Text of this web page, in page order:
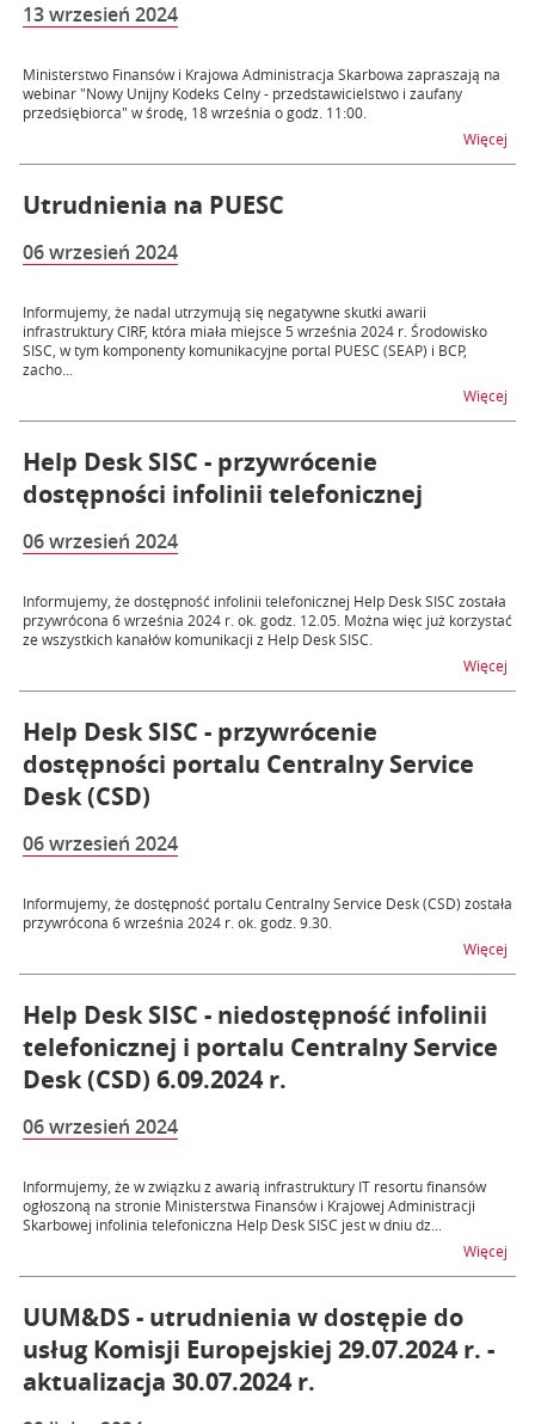
13 wrzesień 2024
Ministerstwo Finansów i Krajowa Administracja Skarbowa zapraszają na
webinar "Nowy Unijny Kodeks Celny - przedstawicielstwo i zaufany
przedsiębiorca" w środę, 18 września o godz. 11:00.
Więcej
Utrudnienia na PUESC
06 wrzesień 2024
Informujemy, że nadal utrzymują się negatywne skutki awarii
infrastruktury CIRF, która miała miejsce 5 września 2024 r. Środowisko
SISC, w tym komponenty komunikacyjne portal PUESC (SEAP) i BCP,
zacho...
Więcej
Help Desk SISC - przywrócenie
dostępności infolinii telefonicznej
06 wrzesień 2024
Informujemy, że dostępność infolinii telefonicznej Help Desk SISC została
przywrócona 6 września 2024 r. ok. godz. 12.05. Można więc już korzystać
ze wszystkich kanałów komunikacji z Help Desk SISC.
Więcej
Help Desk SISC - przywrócenie
dostępności portalu Centralny Service
Desk (CSD)
06 wrzesień 2024
Informujemy, że dostępność portalu Centralny Service Desk (CSD) została
przywrócona 6 września 2024 r. ok. godz. 9.30.
Więcej
Help Desk SISC - niedostępność infolinii
telefonicznej i portalu Centralny Service
Desk (CSD) 6.09.2024 r.
06 wrzesień 2024
Informujemy, że w związku z awarią infrastruktury IT resortu finansów
ogłoszoną na stronie Ministerstwa Finansów i Krajowej Administracji
Skarbowej infolinia telefoniczna Help Desk SISC jest w dniu dz...
Więcej
UUM&DS - utrudnienia w dostępie do
usług Komisji Europejskiej 29.07.2024 r. -
aktualizacja 30.07.2024 r.